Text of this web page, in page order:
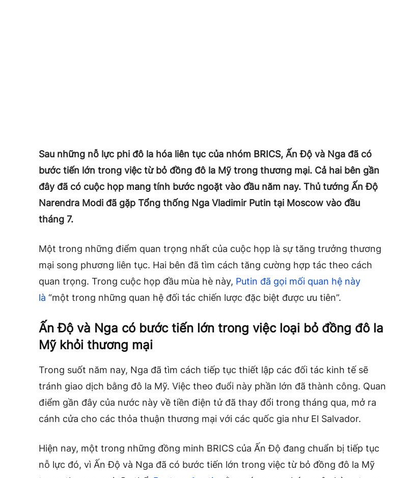
Sau những nỗ lực phi đô la hóa liên tục của nhóm BRICS, Ấn Độ và Nga đã có
bước tiến lớn trong việc từ bỏ đồng đô la Mỹ trong thương mại. Cả hai bên gần
đây đã có cuộc họp mang tính bước ngoặt vào đầu năm nay. Thủ tướng Ấn Độ
Narendra Modi đã gặp Tổng thống Nga Vladimir Putin tại Moscow vào đầu
tháng 7.
Một trong những điểm quan trọng nhất của cuộc họp là sự tăng trưởng thương
mại song phương liên tục. Hai bên đã tìm cách tăng cường hợp tác theo cách
quan trọng. Trong cuộc họp đầu mùa hè này, Putin đã gọi mối quan hệ này
là “một trong những quan hệ đối tác chiến lược đặc biệt được ưu tiên”.
Ấn Độ và Nga có bước tiến lớn trong việc loại bỏ đồng đô la
Mỹ khỏi thương mại
Trong suốt năm nay, Nga đã tìm cách tiếp tục thiết lập các đối tác kinh tế sẽ
tránh giao dịch bằng đô la Mỹ. Việc theo đuổi này phần lớn đã thành công. Quan
điểm gần đây của nước này về tiền điện tử đã thay đổi trong tháng qua, mở ra
cánh cửa cho các thỏa thuận thương mại với các quốc gia như El Salvador.
Hiện nay, một trong những đồng minh BRICS của Ấn Độ đang chuẩn bị tiếp tục
nỗ lực đó, vì Ấn Độ và Nga đã có bước tiến lớn trong việc từ bỏ đồng đô la Mỹ